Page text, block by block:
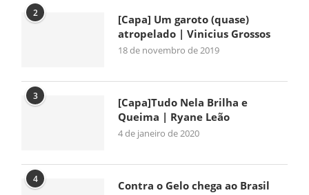
2
[Capa] Um garoto (quase)
atropelado | Vinicius Grossos
18 de novembro de 2019
3
[Capa]Tudo Nela Brilha e
Queima | Ryane Leão
4 de janeiro de 2020
4 Contra o Gelo chega ao Brasil